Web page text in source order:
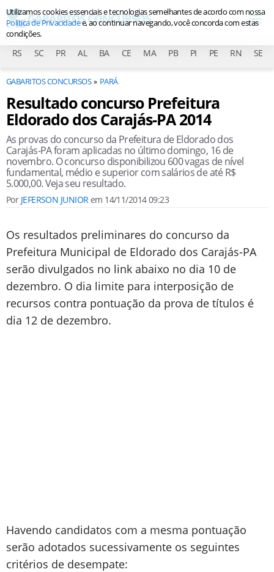
RS SC PR AL BA CE MA PB PI PE RN SE
GABARITOS CONCURSOS PARÁ
Resultado concurso Prefeitura
Eldorado dos Carajás-PA 2014
As provas do concurso da Prefeitura de Eldorado dos
Carajás-PA foram aplicadas no último domingo, 16 de
novembro. O concurso disponibilizou 600 vagas de nível
fundamental, médio e superior com salários de até R$
5.000,00. Veja seu resultado.
Por JEFERSON JUNIORem 14/11/2014 09:23
Os resultados preliminares do concurso da
Prefeitura Municipal de Eldorado dos Carajás-PA
serão divulgados no link abaixo no dia 10 de
dezembro. O dia limite para interposição de
recursos contra pontuação da prova de títulos é
dia 12 de dezembro.
Havendo candidatos com a mesma pontuação
serão adotados sucessivamente os seguintes
critérios de desempate:
Utilizamos cookies essenciais e tecnologias semelhantes de acordo com nossa
Política de Privacidadee, ao continuar navegando, você concorda com estas
condições.